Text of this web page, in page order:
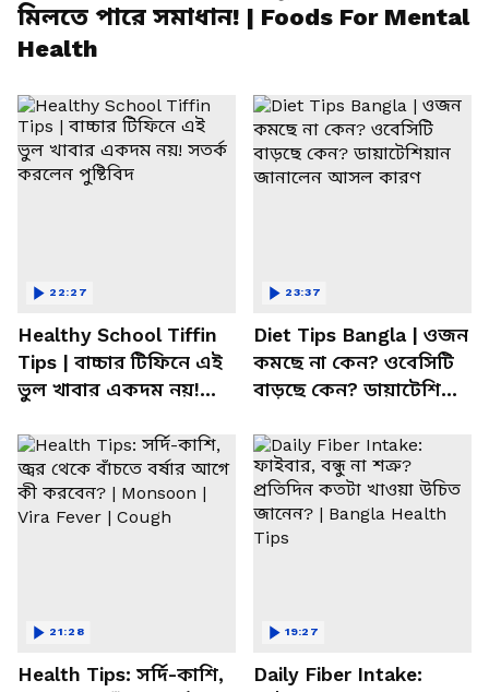
মিলতে পারে সমাধান! | Foods For Mental
Health
Healthy School Tiffin
Tips | বাচ্চার টিফিনে এই
ভুল খাবার একদম নয়!
22:27
Diet Tips Bangla | ওজন
কমছে না কেন? ওবেসিটি
বাড়ছে কেন? ডায়াটেশিয়ান
23:37
Health Tips: সর্দি-কাশি,
21:28
Daily Fiber Intake:
19:27